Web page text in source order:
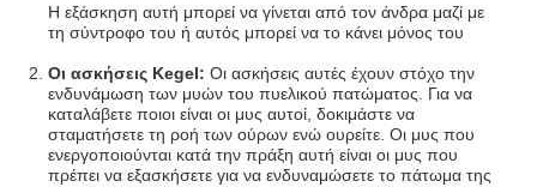
Η εξάσκηση αυτή μπορεί να γίνεται από τον άνδρα μαζί με
τη σύντροφο του ή αυτός μπορεί να το κάνει μόνος του
Οι ασκήσεις Kegel: Οι ασκήσεις αυτές έχουν στόχο την
ενδυνάμωση των μυών του πυελικού πατώματος. Για να
καταλάβετε ποιοι είναι οι μυς αυτοί, δοκιμάστε να
σταματήσετε τη ροή των ούρων ενώ ουρείτε. Οι μυς που
ενεργοποιούνται κατά την πράξη αυτή είναι οι μυς που
πρέπει να εξασκήσετε για να ενδυναμώσετε το πάτωμα της